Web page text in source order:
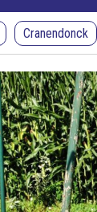
Cranendonck